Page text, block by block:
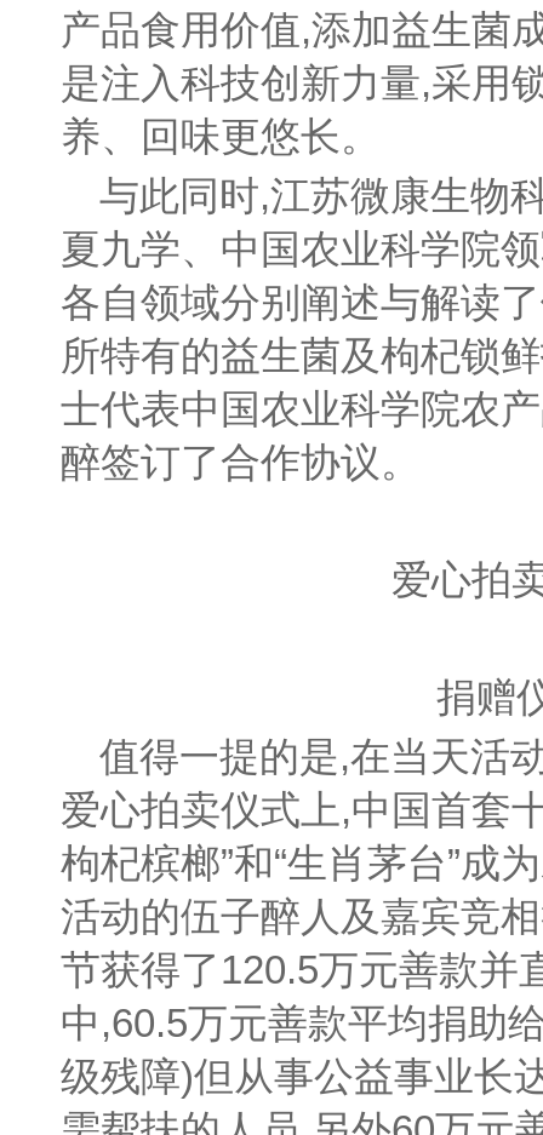
产品食用价值,添加益生菌
是注入科技创新力量,采用
养、回味更悠长。
与此同时,江苏微康生物
夏九学、中国农业科学院
各自领域分别阐述与解读
所特有的益生菌及枸杞锁
士代表中国农业科学院农
醉签订了合作协议。
爱心拍
捐赠
值得一提的是,在当天
爱心拍卖仪式上,中国首套
枸杞槟榔”和“生肖茅台”成
活动的伍子醉人及嘉宾竞
节获得了120.5万元善款并
中,60.5万元善款平均捐助
级残障)但从事公益事业长